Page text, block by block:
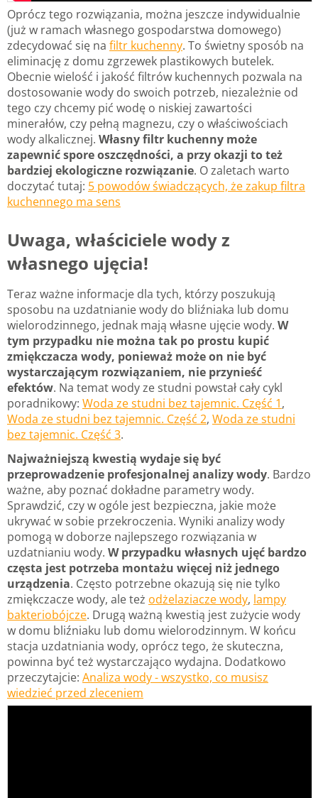
Oprócz tego rozwiązania, można jeszcze indywidualnie
(już w ramach własnego gospodarstwa domowego)
zdecydować się na filtr kuchenny. To świetny sposób na
eliminację z domu zgrzewek plastikowych butelek.
Obecnie wielość i jakość filtrów kuchennych pozwala na
dostosowanie wody do swoich potrzeb, niezależnie od
tego czy chcemy pić wodę o niskiej zawartości
minerałów, czy pełną magnezu, czy o właściwościach
wody alkalicznej. Własny filtr kuchenny może
zapewnić spore oszczędności, a przy okazji to też
bardziej ekologiczne rozwiązanie. O zaletach warto
doczytać tutaj: 5 powodów świadczących, że zakup filtra
kuchennego ma sens
Uwaga, właściciele wody z
własnego ujęcia!
Teraz ważne informacje dla tych, którzy poszukują
sposobu na uzdatnianie wody do bliźniaka lub domu
wielorodzinnego, jednak mają własne ujęcie wody. W
tym przypadku nie można tak po prostu kupić
zmiękczacza wody, ponieważ może on nie być
wystarczającym rozwiązaniem, nie przynieść
efektów. Na temat wody ze studni powstał cały cykl
poradnikowy: Woda ze studni bez tajemnic. Część 1,
Woda ze studni bez tajemnic. Część 2, Woda ze studni
bez tajemnic. Część 3.
Najważniejszą kwestią wydaje się być
przeprowadzenie profesjonalnej analizy wody. Bardzo
ważne, aby poznać dokładne parametry wody.
Sprawdzić, czy w ogóle jest bezpieczna, jakie może
ukrywać w sobie przekroczenia. Wyniki analizy wody
pomogą w doborze najlepszego rozwiązania w
uzdatnianiu wody. W przypadku własnych ujęć bardzo
częsta jest potrzeba montażu więcej niż jednego
urządzenia. Często potrzebne okazują się nie tylko
zmiękczacze wody, ale też odżelaziacze wody, lampy
bakteriobójcze. Drugą ważną kwestią jest zużycie wody
w domu bliźniaku lub domu wielorodzinnym. W końcu
stacja uzdatniania wody, oprócz tego, że skuteczna,
powinna być też wystarczająco wydajna. Dodatkowo
przeczytajcie: Analiza wody - wszystko, co musisz
wiedzieć przed zleceniem